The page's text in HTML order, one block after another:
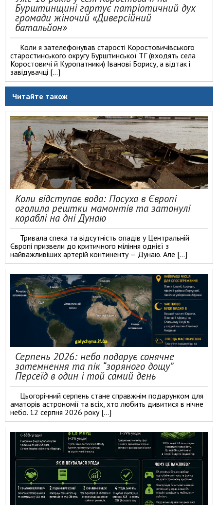
Бурштинщині гартує патріотичний дух
громади жіночий «Диверсійний
батальйон»
Коли я зателефонував старості Коростовичівського
старостинського округу Бурштинської ТГ (входять села
Коростовичі й Куропатники) Іванові Борису, а відтак і
завідувачці […]
Читайте також
Коли відступає вода: Посуха в Європі
оголила рештки мамонтів та затонулі
кораблі на дні Дунаю
Тривала спека та відсутність опадів у Центральній
Європі призвели до критичного міління однієї з
найважливіших артерій континенту — Дунаю. Але […]
Серпень 2026: небо подарує сонячне
затемнення та пік “зоряного дощу”
Персеїд в один і той самий день
Цьогорічний серпень стане справжнім подарунком для
аматорів астрономії та всіх, хто любить дивитися в нічне
небо. 12 серпня 2026 року […]